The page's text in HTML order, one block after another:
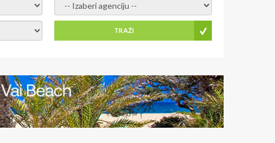
- izaberi agenciju -
TRAŽI